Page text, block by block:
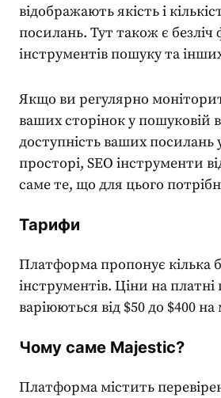
відображають якість і
посилань. Тут також є безліч
інструментів пошуку та
Якщо ви регулярно
ваших сторінок у пошуковій
доступність ваших посилань
просторі, SEO інструменти
саме те, що для цього
Тарифи
Платформа пропонує кілька
інструментів. Ціни на платні
варіюються від $50 до $400 на
Чому саме Majestic?
Платформа містить